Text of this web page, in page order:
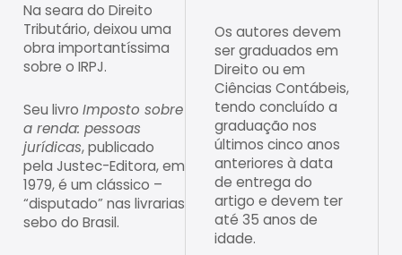
Na seara do Direito
Tributário, deixou uma
obra importantíssima
sobre o IRPJ.
Seu livro Imposto sobre
a renda: pessoas
jurídicas, publicado
pela Justec-Editora, em
1979, é um clássico –
“disputado” nas livrarias
sebo do Brasil.
Os autores devem
ser graduados em
Direito ou em
Ciências Contábeis,
tendo concluído a
graduação nos
últimos cinco anos
anteriores à data
de entrega do
artigo e devem ter
até 35 anos de
idade.